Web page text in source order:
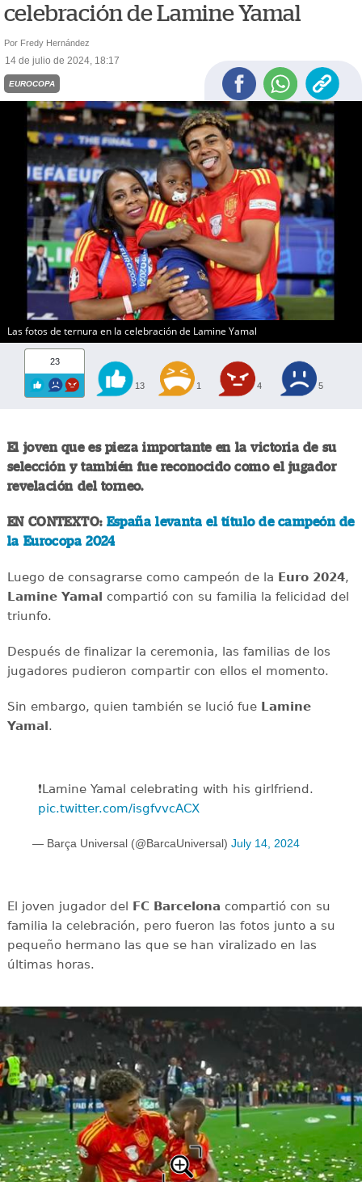
celebración de Lamine Yamal
Por Fredy Hernández
14 de julio de 2024, 18:17
EUROCOPA
Las fotos de ternura en la celebración de Lamine Yamal
23
13 1 4 5
El joven que es pieza importante en la victoria de su
selección y también fue reconocido como el jugador
revelación del torneo.
EN CONTEXTO: España levanta el título de campeón de
la Eurocopa 2024
Luego de consagrarse como campeón de la Euro 2024,
Lamine Yamal
compartió con su familia la felicidad del
triunfo.
Después de finalizar la ceremonia, las familias de los
jugadores pudieron compartir con ellos el momento.
Sin embargo, quien también se lució fue Lamine
Yamal .
❗Lamine Yamal celebrating with his girlfriend.
pic.twitter.com/isgfvvcACX
— Barça Universal (@BarcaUniversal) July 14, 2024
El joven jugador del FC Barcelona compartió con su
familia la celebración, pero fueron las fotos junto a su
pequeño hermano las que se han viralizado en las
últimas horas.